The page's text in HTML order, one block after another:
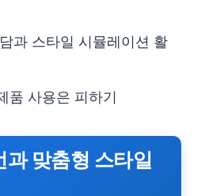
과 스타일 시뮬레이션 활
품 사용은 피하기
과 맞춤형 스타일